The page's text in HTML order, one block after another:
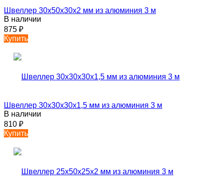
Швеллер 30х50х30х2 мм из алюминия 3 м
В наличии
875 ₽
Купить
Швеллер 30х30х30х1,5 мм из алюминия 3 м
В наличии
810 ₽
Купить